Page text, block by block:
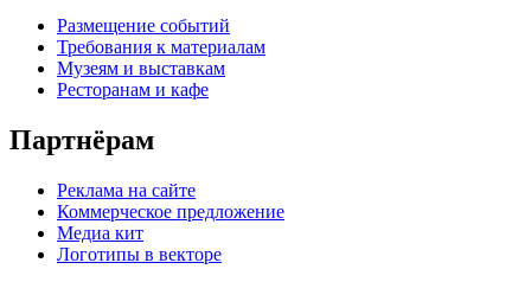
Размещение событий
Требования к материалам
Музеям и выставкам
Ресторанам и кафе
Партнёрам
Реклама на сайте
Коммерческое предложение
Медиа кит
Логотипы в векторе